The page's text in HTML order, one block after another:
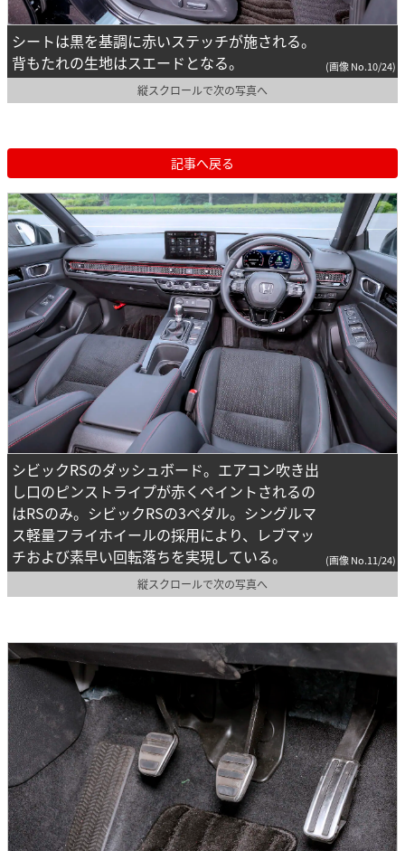
シートは黒を基調に赤いステッチが施される。
背もたれの生地はスエードとなる。
(画像 No.10/24)
縦スクロールで次の写真へ
記事へ戻る
シビックRSのダッシュボード。エアコン吹き出
し口のピンストライプが赤くペイントされるの
はRSのみ。シビックRSの3ペダル。シングルマ
ス軽量フライホイールの採用により、レブマッ
チおよび素早い回転落ちを実現している。
(画像 No.11/24)
縦スクロールで次の写真へ